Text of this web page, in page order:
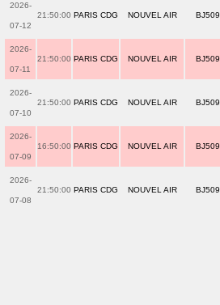
2026-
07-12
21:50:00 PARIS CDG NOUVEL AIR BJ509
2026-
07-11
21:50:00 PARIS CDG NOUVEL AIR BJ509
2026-
07-10
21:50:00 PARIS CDG NOUVEL AIR BJ509
2026-
07-09
16:50:00 PARIS CDG NOUVEL AIR BJ509
2026-
07-08
21:50:00 PARIS CDG NOUVEL AIR BJ509